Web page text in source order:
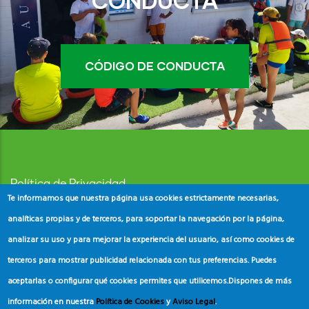
CÓDIGO DE CONDUCTA
Política de Privacidad
Aviso Legal
Política de Cookies
Te informamos que nuestra página usa cookies estrictamente necesarias,
analíticas propias y de terceros, para soportar la navegación por la página,
analizar su uso y para mejorar la experiencia del usuario, así como cookies de
terceros para mostrar publicidad relacionada con tus preferencias. Puedes
aceptarlas o configurar qué cookies permites que utilicemos.Dispones de más
información en nuestra Política de CookiesyAviso Legal.